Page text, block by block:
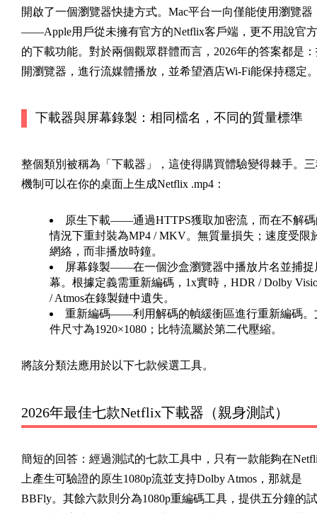
開啟了一個瀏覽器快捷方式。Mac平台一向僅能使用瀏覽器
——Apple用戶從未擁有官方的Netflix客戶端，更不用說官方
的下載功能。對於兩個觀眾群體而言，2026年的答案都是
開瀏覽器，進行流媒體播放，並希望酒店Wi-Fi能保持穩定
下載器與屏幕錄製：相同檔名，不同的質量標準
整個類別被稱為「下載器」，這使得購買體驗變得棘手。
機制可以在你的桌面上生成Netflix .mp4：
原生下載——通過HTTPS獲取加密流，而在不解碼
情況下重封裝為MP4 / MKV。無質量損失；速度受限
網絡，而非播放時鐘。
屏幕錄製——在一個沙盒瀏覽器中播放片名並捕捉
幕。根據定義需重新編碼，1x實時，HDR / Dolby
/ Atmos在錄製鏈中遺失。
重新編碼——利用解碼的幀緩衝區進行重新編碼。
件尺寸為1920×1080；比特流屬於第二代壓縮。
將該分類法應用於以下七款候選工具。
2026年最佳七款Netflix下載器（親身測試）
簡短的回答：經過測試的七款工具中，只有一款能夠在
上產生可驗證的原生1080p流並支持Dolby Atmos，那就是
BBFly。其餘六款則分為1080p重編碼工具，提供五分鐘的試